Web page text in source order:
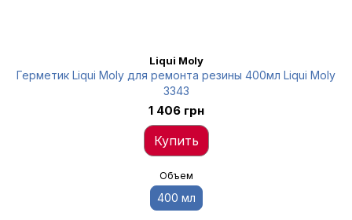
Liqui Moly
Герметик Liqui Moly для ремонта резины 400мл Liqui Moly
3343
1 406 грн
Купить
Объем
400 мл